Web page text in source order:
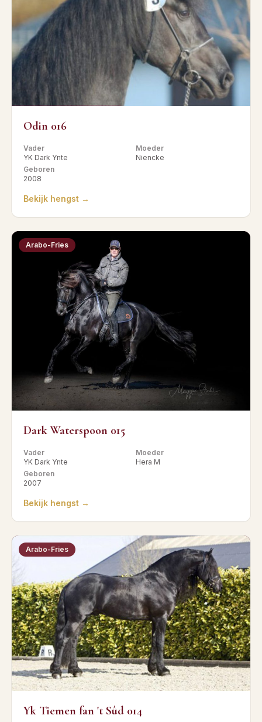
Odin 016
Vader
YK Dark Ynte
Moeder
Niencke
Geboren
2008
Bekijk hengst →
Arabo-Fries
Dark Waterspoon 015
Vader
YK Dark Ynte
Moeder
Hera M
Geboren
2007
Bekijk hengst →
Arabo-Fries
Yk Tiemen fan 't Sûd 014